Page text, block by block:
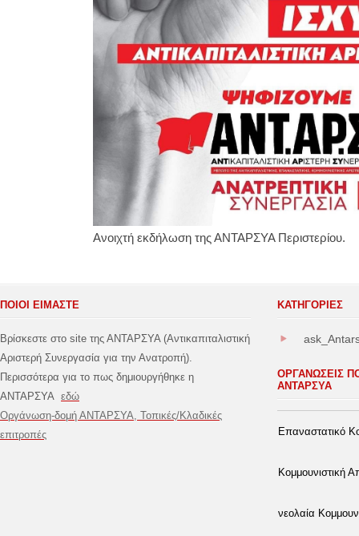
Ανοιχτή εκδήλωση της ΑΝΤΑΡΣΥΑ Περιστερίου.
ΠΟΙΟΙ ΕΙΜΑΣΤΕ
Βρίσκεστε στο site της ΑΝΤΑΡΣΥΑ (Αντικαπιταλιστική
Αριστερή Συνεργασία για την Ανατροπή).
Περισσότερα για το πως δημιουργήθηκε η
ΑΝΤΑΡΣΥΑ εδώ
Οργάνωση-δομή ΑΝΤΑΡΣΥΑ, Τοπικές/Κλαδικές
επιτροπές
ΚΑΤΗΓΟΡΊΕΣ
ΟΡΓΑΝΩΣΕΙΣ
ΑΝΤΑΡΣΥΑ
Επαναστατικό
Κομμουνιστική
νεολαία